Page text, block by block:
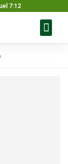
7:12